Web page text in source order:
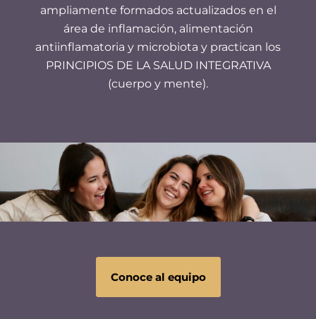
ampliamente formados actualizados en el
área de inflamación, alimentación
antiinflamatoria y microbiota y practican los
PRINCIPIOS DE LA SALUD INTEGRATIVA
(cuerpo y mente).
Conoce al equipo